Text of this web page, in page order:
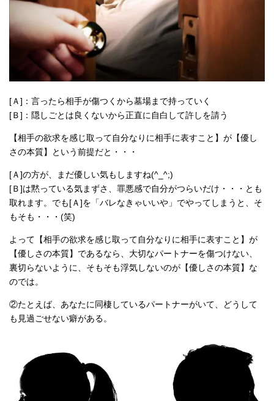
[Ａ]：言ったら相手が傷つくから墓場まで持っていく
[Ｂ]：隠しごとは良くないから正直に自白して許しを請う
【相手の欲求を感じ取って自分なりに相手に表すこと】が【優し
さの本質】という前提だと・・・
[Ａ]の方が、まだ優しい気もしますね(^_^;)
[Ｂ]は黙っている気まずさ、罪悪感で自分がつらいだけ・・・とも
取れます。でも[Ａ]を「バレなきゃいいや」でやってしまうと、そ
もそも・・・(笑)
よって【相手の欲求を感じ取って自分なりに相手に表すこと】が
【優しさの本質】であるなら、大切なパートナーを傷つけない、
裏切らないように、そもそも浮気しないのが【優しさの本質】な
のでは。
②たとえば、あなたに同棲しているパートナーがいて、どうして
も見過ごせない癖がある。